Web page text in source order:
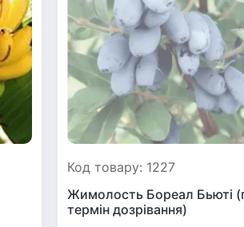
Код товару: 1227
Жимолость Бореал Бьюті
термін дозрівання)